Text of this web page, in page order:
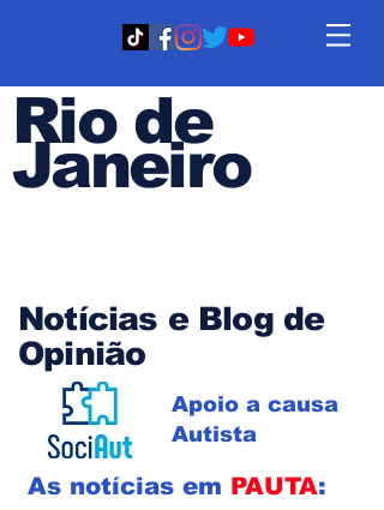
Rio de
Janeiro
Notícias e Blog de
Opinião
Apoio a causa
Autista
As notícias em PAUTA: